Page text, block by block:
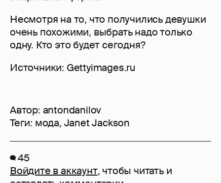
Несмотря на то, что получились девушки
очень похожими, выбрать надо только
одну. Кто это будет сегодня?
Источники: Gettyimages.ru
Автор: antondanilov
Теги: мода, Janet Jackson
45
Войдите в аккаунт, чтобы читать и